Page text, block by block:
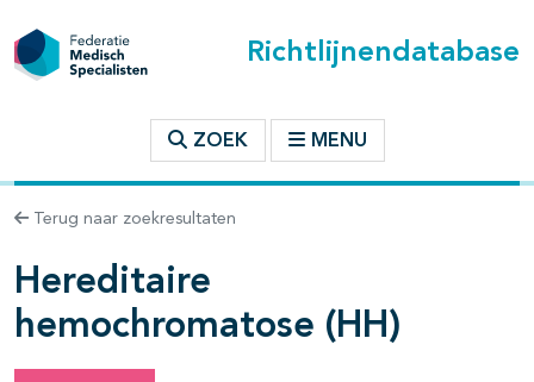
Richtlijnendatabase
ZOEK MENU
Terug naar zoekresultaten
Hereditaire
hemochromatose (HH)
binnen deze richtlijn